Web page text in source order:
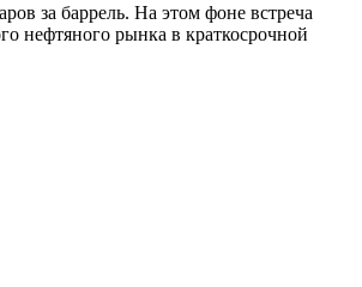
за баррель. На этом фоне встреча
нефтяного рынка в краткосрочной